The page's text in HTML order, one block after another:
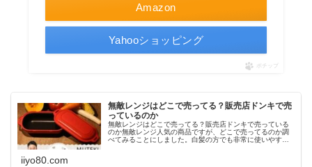
Amazon
Yahooショッピング
ポチップ
無敵レンジはどこで売ってる？販売店ドンキで売
っているのか
無敵レンジはどこで売ってる？販売店ドンキで売っている
のか無敵レンジ人気の商品ですが、どこで売ってるのか調
べてみることにしました。白髪の方でも非常に使いやすい
iiyo80.com